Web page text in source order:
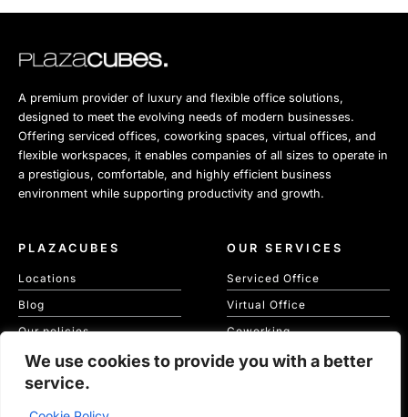
We use cookies to provide you with a better
service.
A premium provider of luxury and flexible office solutions,
designed to meet the evolving needs of modern businesses.
Offering serviced offices, coworking spaces, virtual offices, and
flexible workspaces, it enables companies of all sizes to operate in
a prestigious, comfortable, and highly efficient business
environment while supporting productivity and growth.
PLAZACUBES
Locations
Blog
Our policies
Our Cookie Policy
KVKK
OUR SERVICES
Serviced Office
Virtual Office
Coworking
Meeting Spaces